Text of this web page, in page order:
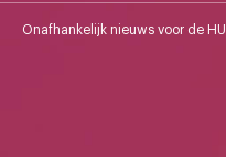
Onafhankelijk nieuws voor de HU